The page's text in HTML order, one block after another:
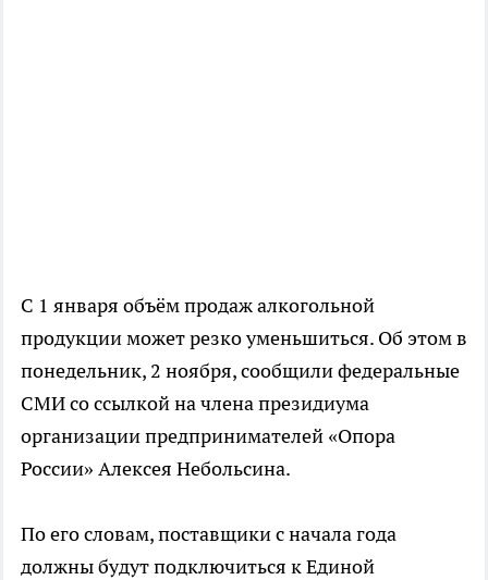
С 1 января объём продаж алкогольной
продукции может резко уменьшиться. Об этом в
понедельник, 2 ноября, сообщили федеральные
СМИ со ссылкой на члена президиума
организации предпринимателей «Опора
России» Алексея Небольсина.
По его словам, поставщики с начала года
должны будут подключиться к Единой